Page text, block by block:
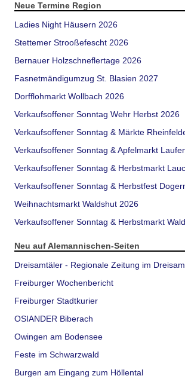
Neue Termine Region
Ladies Night Häusern 2026
Stettemer Strooßefescht 2026
Bernauer Holzschneflertage 2026
Fasnetmändigumzug St. Blasien 2027
Dorfflohmarkt Wollbach 2026
Verkaufsoffener Sonntag Wehr Herbst 2026
Verkaufsoffener Sonntag & Märkte
Verkaufsoffener Sonntag & Apfelmarkt
Verkaufsoffener Sonntag & Herbstmarkt
Verkaufsoffener Sonntag & Herbstfest
Weihnachtsmarkt Waldshut 2026
Verkaufsoffener Sonntag & Herbstmarkt
Neu auf Alemannischen-Seiten
Dreisamtäler - Regionale Zeitung im
Freiburger Wochenbericht
Freiburger Stadtkurier
OSIANDER Biberach
Owingen am Bodensee
Feste im Schwarzwald
Burgen am Eingang zum Höllental